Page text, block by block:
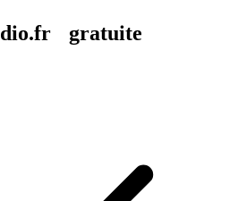
gratuite